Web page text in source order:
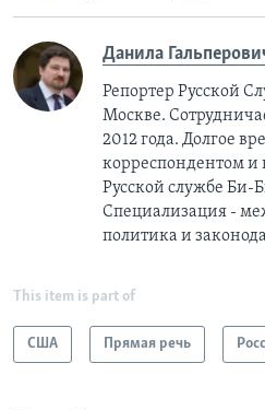
Данила
Репортер Русской
Москве.
2012 года. Долгое
корреспондентом
Русской службе Би-
Специализация -
политика и
This item is part of
США Прямая речь